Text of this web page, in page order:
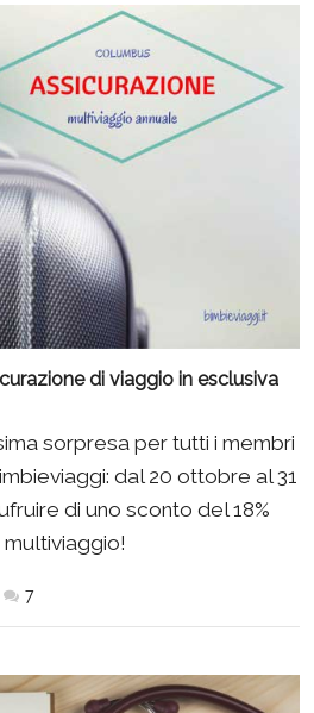
di viaggio in esclusiva
sorpresa per tutti i membri
dal 20 ottobre al 31
di uno sconto del 18%
7